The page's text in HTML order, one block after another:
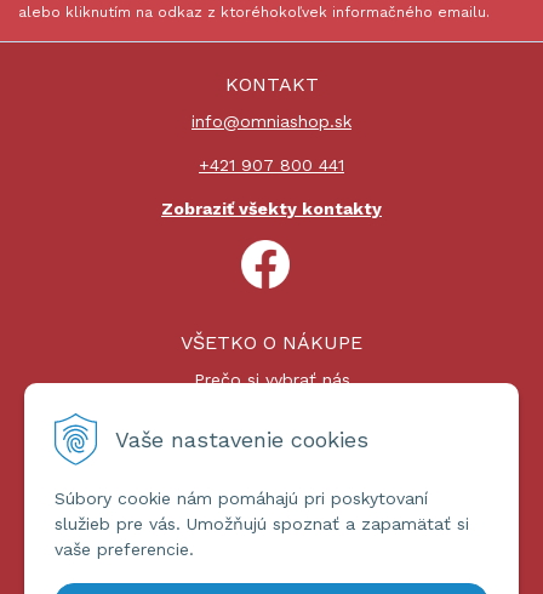
Vaše nastavenie cookies
Súbory cookie nám pomáhajú pri poskytovaní
služieb pre vás. Umožňujú spoznať a zapamätať si
vaše preferencie.
alebo kliknutím na odkaz z ktoréhokoľvek informačného emailu.
KONTAKT
info@omniashop.sk
+421 907 800 441
Zobraziť všekty kontakty
VŠETKO O NÁKUPE
Prečo si vybrať nás
Platby a doprava
ĎALŠIE INFORMÁCIE
Obchodné podmienky